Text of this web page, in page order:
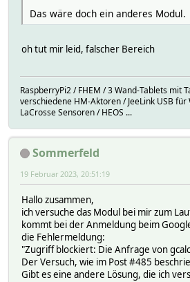
Das wäre doch ein anderes Modul.
oh tut mir leid, falscher Bereich
RaspberryPi2 / FHEM / 3 Wand-Tablets mit
verschiedene HM-Aktoren / JeeLink USB
LaCrosse Sensoren / HEOS ...
Sommerfeld
19 Februar 2023, 20:51:19
Hallo zusammen,
ich versuche das Modul bei mir zum
kommt bei der Anmeldung beim
die Fehlermeldung:
"Zugriff blockiert: Die Anfrage von
Der Versuch, wie im Post #485
Gibt es eine andere Lösung, die ich